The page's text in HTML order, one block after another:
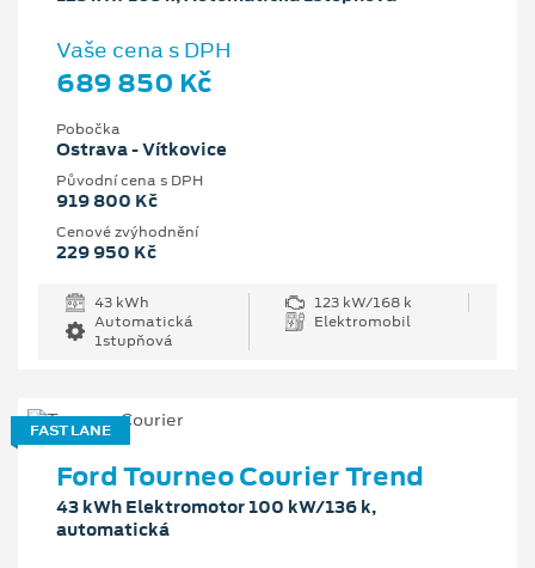
Vaše cena s DPH
689 850 Kč
Pobočka
Ostrava - Vítkovice
Původní cena s DPH
919 800 Kč
Cenové zvýhodnění
229 950 Kč
43 kWh
123 kW/168 k
Automatická
1stupňová
Elektromobil
FAST LANE
Ford Tourneo Courier Trend
43 kWh Elektromotor 100 kW/136 k,
automatická